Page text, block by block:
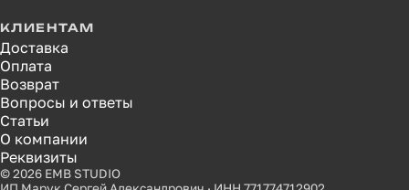
КЛИЕНТАМ
Доставка
Оплата
Возврат
Вопросы и ответы
Статьи
О компании
Реквизиты
© 2026 EMB STUDIO